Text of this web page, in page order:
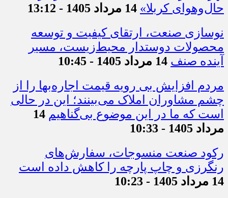
حال‌وهوای کربلا» 14 مرداد 1405 - 13:12
نوسازی صنعت، ارتقای کیفیت و توسعه
محصولات دوستدار محیط‌زیست، مسیر
آینده صنف 14 مرداد 1405 - 10:45
مردم افزایش بی رویه قیمت اجاره‌بها را از
چشم مشاوران املاک می‌بینند؛ این در حالی
است که ما در این موضوع بی‌گناهیم 14
مرداد 1405 - 10:33
رکود صنعت منسوجات، سفارش‌های
رنگرزی و چاپ پارچه را کاهش داده است
14 مرداد 1405 - 10:23